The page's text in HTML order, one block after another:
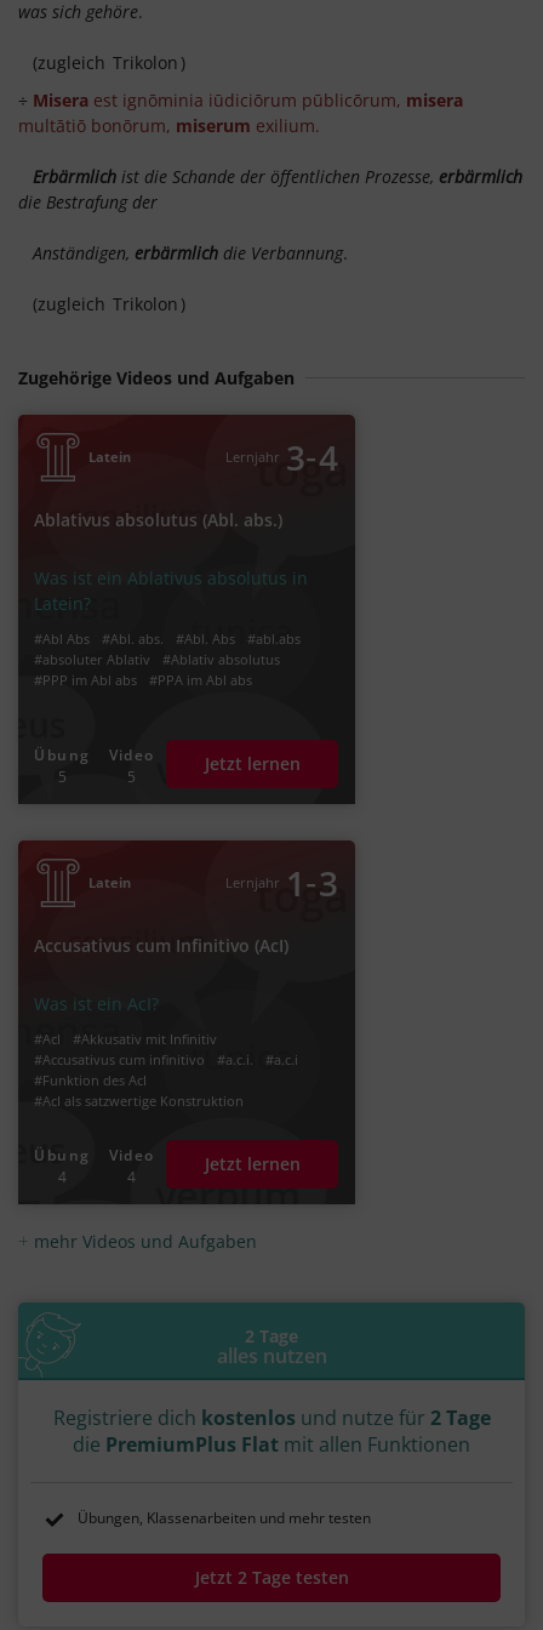
was sich gehöre.
(zugleich Trikolon )
÷ Misera est ignōminia iūdiciōrum pūblicōrum, misera
multātiō bonōrum, miserum exilium.
Erbärmlich ist die Schande der öffentlichen Prozesse, erbärmlich
die Bestrafung der
Anständigen, erbärmlich die Verbannung.
​ (zugleich Trikolon )
Zugehörige Videos und Aufgaben
Latein Lernjahr 3‐4
Ablativus absolutus (Abl. abs.)
Was ist ein Ablativus absolutus in
Latein?
#Abl Abs #Abl. abs. #Abl. Abs
#abl.abs
#absoluter Ablativ
#Ablativ absolutus
#PPP im Abl abs
#PPA im Abl abs
Übung
5
Video
5
Jetzt lernen
Latein Lernjahr 1‐3
Accusativus cum Infinitivo (AcI)
Was ist ein AcI?
#AcI
#Akkusativ mit Infinitiv
#Accusativus cum infinitivo
#a.c.i.
#a.c.i
#Funktion des AcI
#AcI als satzwertige Konstruktion
#Infinitiv Präsens Aktiv
#Infinitiv Präsens Passiv
#Infinitiv Perfekt
#Infinitiv Perfekt Aktiv
#Infinitiv der Gleichzeitigkeit
#Infinitiv der Nachzeitigkeit
Übung
4
Video
4
Jetzt lernen
mehr Videos und Aufgaben
2 Tage
alles nutzen
Registriere dich kostenlos und nutze für 2 Tage
die PremiumPlus Flat mit allen Funktionen
Übungen, Klassenarbeiten und mehr testen
Jetzt 2 Tage testen